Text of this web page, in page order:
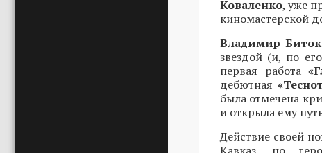
Коваленко, уже
киномастерской
Владимир
звездой (и, по
первая работа
дебютная
была отмечена
и открыла ему
Действие своей